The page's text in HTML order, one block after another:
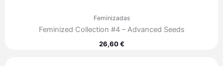
Feminizadas
Feminized Collection #4 – Advanced Seeds
26,60€